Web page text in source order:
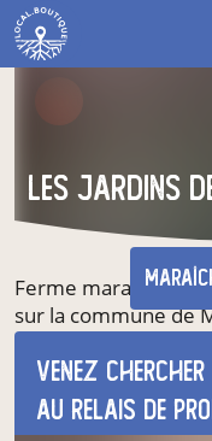
les jardins
Venez
au relais de
Ferme maraichère
sur la commune de
avons deux sites )
grand choix de